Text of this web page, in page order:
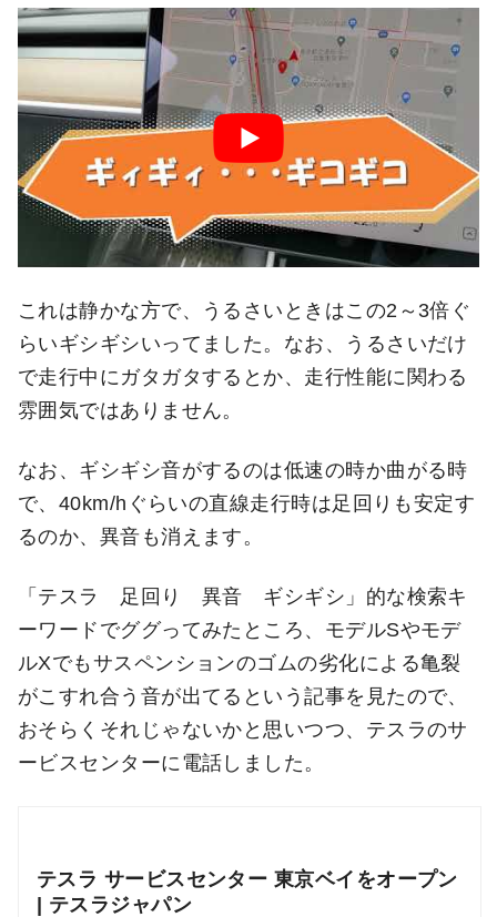
これは静かな方で、うるさいときはこの2～3倍ぐ
らいギシギシいってました。なお、うるさいだけ
で走行中にガタガタするとか、走行性能に関わる
雰囲気ではありません。
なお、ギシギシ音がするのは低速の時か曲がる時
で、40km/hぐらいの直線走行時は足回りも安定す
るのか、異音も消えます。
「テスラ 足回り 異音 ギシギシ」的な検索キ
ーワードでググってみたところ、モデルSやモデ
ルXでもサスペンションのゴムの劣化による亀裂
がこすれ合う音が出てるという記事を見たので、
おそらくそれじゃないかと思いつつ、テスラのサ
ービスセンターに電話しました。
テスラ サービスセンター 東京ベイをオープン
| テスラジャパン